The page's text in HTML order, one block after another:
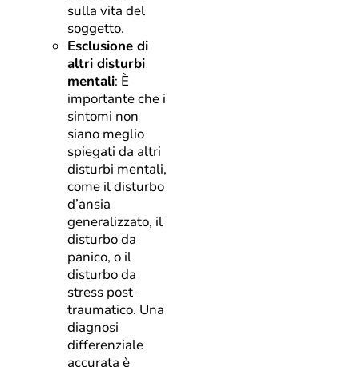
sulla vita del
soggetto.
Esclusione di
altri disturbi
mentali: È
importante che i
sintomi non
siano meglio
spiegati da altri
disturbi mentali,
come il disturbo
d’ansia
generalizzato, il
disturbo da
panico, o il
disturbo da
stress post-
traumatico. Una
diagnosi
differenziale
accurata è